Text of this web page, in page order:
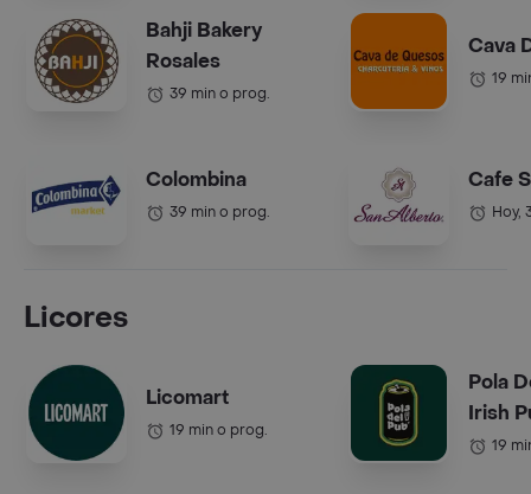
Bahji Bakery
Rosales
39 min o prog.
Colombina
39 min o prog.
Cava
19
Cafe
Hoy,
Licores
Licomart
19 min o prog.
Pola
Irish
19